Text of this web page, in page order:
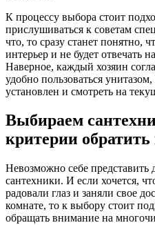
К процессу выбора стоит
прислушиваться к советам
что, то сразу станет понятно,
интерьер и не будет отвечать
Наверное, каждый хозяин
удобно пользоваться
установлен и смотреть на
Выбираем
критерии
Невозможно себе представить
сантехники. И если хочется,
радовали глаз и заняли свое
комнате, то к выбору стоит
обращать внимание на